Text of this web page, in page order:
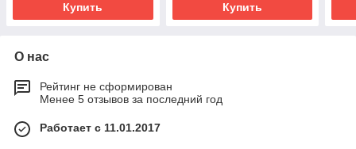
Купить Купить
О нас
Рейтинг не сформирован
Менее 5 отзывов за последний год
Работает с 11.01.2017